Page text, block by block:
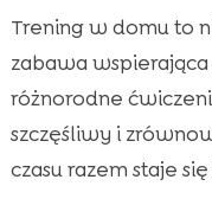
Trening w domu to
zabawa
różnorodne
szczęśliwy i
czasu razem staje